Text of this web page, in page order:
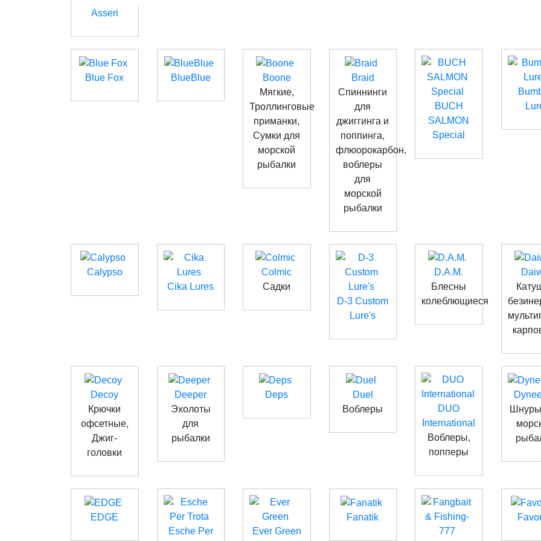
Asseri
Blue Fox BlueBlue
Boone
Мягкие,
Троллинговые
приманки,
Сумки для
морской
рыбалки
Braid
Спиннинги
для
джиггинга и
поппинга,
флюорокарбон,
воблеры
для
морской
рыбалки
BUCH
SALMON
Special
Calypso
Cika Lures
Colmic
Садки
D-3 Custom
Lure's
D.A.M.
Блесны
колеблющиеся
Decoy
Крючки
офсетные,
Джиг-
головки
Deeper
Эхолоты
для
рыбалки
Deps
Duel
Воблеры
DUO
International
Воблеры,
попперы
EDGE
Esche Per
Ever Green
Fanatik